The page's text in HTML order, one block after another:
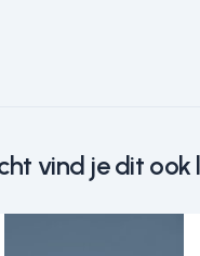
vind je dit ook